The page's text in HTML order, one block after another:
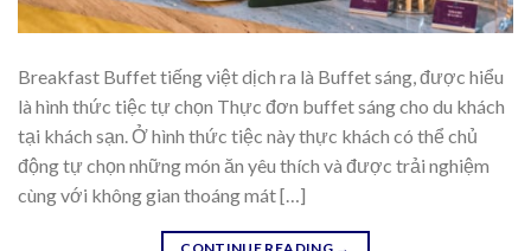
Breakfast Buffet tiếng việt dịch ra là Buffet sáng, được hiểu
là hình thức tiệc tự chọn Thực đơn buffet sáng cho du khách
tại khách sạn. Ở hình thức tiệc này thực khách có thể chủ
động tự chọn những món ăn yêu thích và được trải nghiệm
cùng với không gian thoáng mát […]